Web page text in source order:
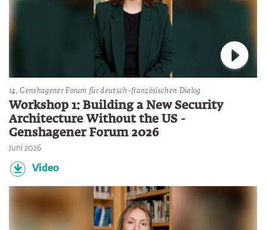
14. Genshagener Forum für deutsch-französischen Dialog
Workshop 1: Building a New Security
Architecture Without the US -
Genshagener Forum 2026
Juni 2026
Video